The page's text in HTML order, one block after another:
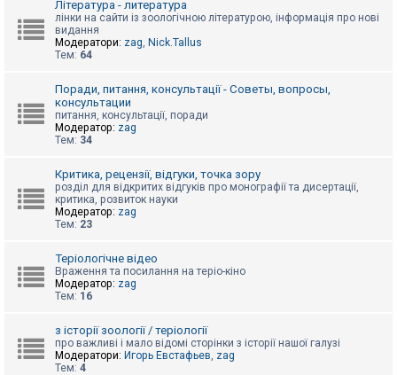
м
о
г
Література - литература
лінки на сайти із зоологічною літературою, інформація про нові
видання
Модератори: zag, Nick.Tallus
Тем: 64
Поради, питання, консультації - Советы, вопросы,
консультации
питання, консультації, поради
Модератор: zag
Тем: 34
Критика, рецензії, відгуки, точка зору
розділ для відкритих відгуків про монографії та дисертації,
критика, розвиток науки
Модератор: zag
Тем: 23
Теріологічне відео
Враження та посилання на теріо-кіно
Модератор: zag
Тем: 16
з історії зоології / теріології
про важливі і мало відомі сторінки з історії нашої галузі
Модератори: Игорь Евстафьев, zag
Тем: 4